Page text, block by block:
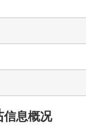
信息概况